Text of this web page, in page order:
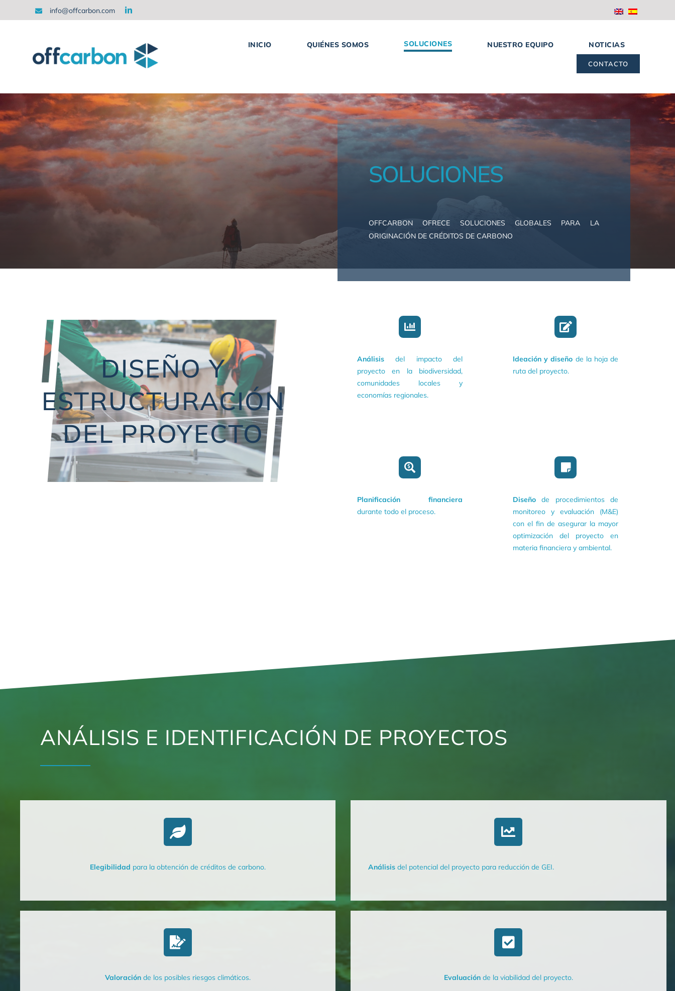
info@offcarbon.com
INICIO QUIÉNES SOMOS SOLUCIONES NUESTRO EQUIPO NOTICIAS
CONTACTO
SOLUCIONES
OFFCARBON OFRECE SOLUCIONES GLOBALES PARA LA
ORIGINACIÓN DE CRÉDITOS DE CARBONO
DISEÑO Y
ESTRUCTURACIÓN
DEL PROYECTO
Análisis del impacto del
proyecto en la biodiversidad,
comunidades locales y
economías regionales.
Ideación y diseño de la hoja de
ruta del proyecto.
Planificación financiera
durante todo el proceso.
Diseñode procedimientos de
monitoreo y evaluación (M&E)
con el fin de asegurar la mayor
optimización del proyecto en
materia financiera y ambiental.
ANÁLISIS E IDENTIFICACIÓN DE PROYECTOS
Elegibilidad para la obtención de créditos de carbono. Análisis del potencial del proyecto para reducción de GEI.
Valoraciónde los posibles riesgos climáticos. Evaluaciónde la viabilidad del proyecto.